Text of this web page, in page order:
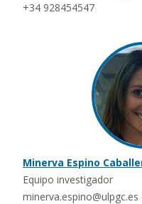
+34 928454547
Minerva Espino
Equipo investigador
minerva.espino@ulpgc.es